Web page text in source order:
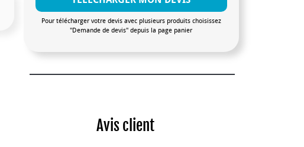
Pour télécharger votre devis avec plusieurs produits choisissez
"Demande de devis" depuis la page panier
Avis client